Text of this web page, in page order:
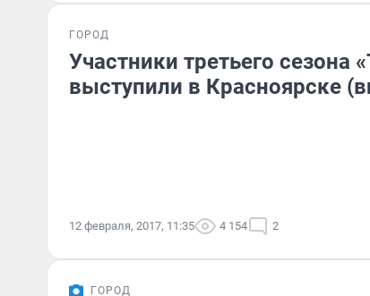
ГОРОД
Участники третьего сезона
выступили в Красноярске
12 февраля, 2017, 11:35 4 154 2
ГОРОД